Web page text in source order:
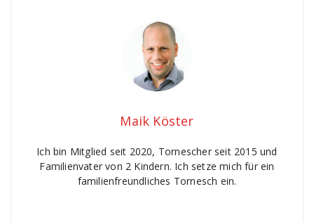
Maik Köster
Ich bin Mitglied seit 2020, Tornescher seit 2015 und
Familienvater von 2 Kindern. Ich setze mich für ein
familienfreundliches Tornesch ein.